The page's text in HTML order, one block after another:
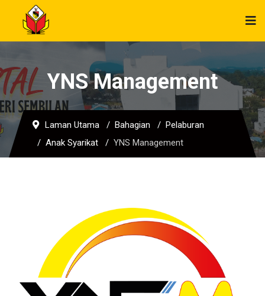
YNS Management
Laman Utama Bahagian
Pelaburan
Anak Syarikat
YNS Management